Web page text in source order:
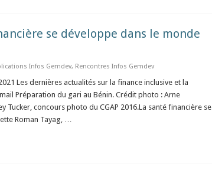
se développe dans le monde
Infos Gemdev, Rencontres Infos Gemdev
2021 Les dernières actualités sur la finance inclusive et la
Préparation du gari au Bénin. Crédit photo : Arne
Tucker, concours photo du CGAP 2016.La santé financière se
Roman Tayag, …